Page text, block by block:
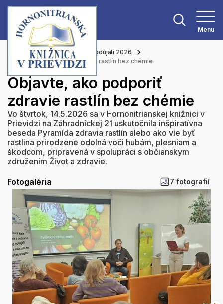
Menu
Hlavná stránka
Z našich podujatí 2026
Objavte, ako podporiť zdravie rastlín bez chémie
Objavte, ako podporiť
zdravie rastlín bez chémie
Vo štvrtok, 14.5.2026 sa v Hornonitrianskej knižnici v
Prievidzi na Záhradníckej 21 uskutočnila inšpiratívna
beseda Pyramída zdravia rastlín alebo ako vie byť
rastlina prirodzene odolná voči hubám, plesniam a
škodcom, pripravená v spolupráci s občianskym
združením Život a zdravie.
Fotogaléria 7 fotografií